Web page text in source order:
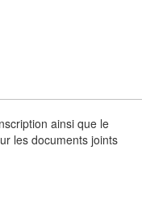
ainsi que le
les documents joints